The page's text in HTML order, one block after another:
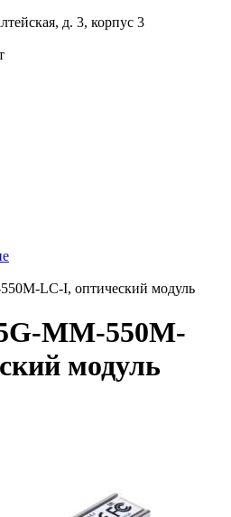
д. 3, корпус 3
LC-I, оптический модуль
MM-550M-
модуль